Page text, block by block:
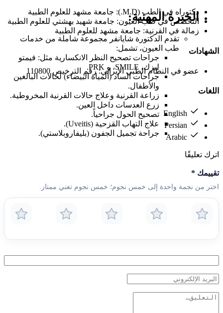
الخبرة المهنية:
تقدم الدكتورة شايانفر مجموعة شاملة من خدمات
طب العيون، تشمل:
جراحات تصحيح النظر الانكسارية مثل: فيمتو
ليزك، SMILE، و PRK.
جراحات الساد (المياه البيضاء) لحالات البالغين
والأطفال.
زراعة القرنية وعلاج حالات القرنية المخروطية.
زرع العدسات داخل العين.
تصحيح الحول جراحياً.
علاج التهاب القزحية (Uveitis).
جراحة تجميل الجفون (بليفاروبلاستي).
دكتوراه في الطب (M.D.): جامعة مشهد للعلوم الطبية
التخصص في طب العيون: جامعة شهيد بهشتي للعلوم الطبية
زمالة في القرنية: جامعة مشهد للعلوم الطبية
الشهادات
عضو في النظام الطبي الإيراني: رقم الترخيص 110800
اللغات
اترك تعليقًا
تقييمك *
اختر من نجمة واحدة إلى خمس نجوم؛ خمس نجوم تعني ممتاز.